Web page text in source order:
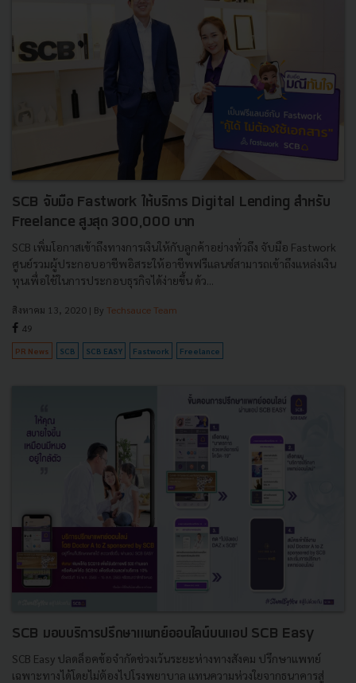
SCB จับมือ Fastwork ให้บริการ Digital Lending สำหรับ
Freelance สูงสุด 300,000 บาท
SCB เพิ่มโอกาสเข้าถึงทางการเงินให้กับลูกค้าอย่างทั่วถึง จับมือ Fastwork
ศูนย์รวมผู้ประกอบอาชีพอิสระให้อาชีพฟรีแลนซ์สามารถเข้าถึงแหล่งเงิน
ทุนเพื่อใช้ในการประกอบธุรกิจได้ง่ายขึ้น ด้ว...
สิงหาคม 13, 2020 | By Techsauce Team
49
PR News SCB SCB EASY Fastwork Freelance
SCB มอบบริการปรึกษาแพทย์ออนไลน์บนแอป SCB Easy
SCB Easy ปลดล็อคข้อจำกัดช่วงเว้นระยะห่างทางสังคม ปรึกษาแพทย์
เฉพาะทางได้โดยไม่ต้องไปโรงพยาบาล แทนความห่วงใยจากธนาคารสู่